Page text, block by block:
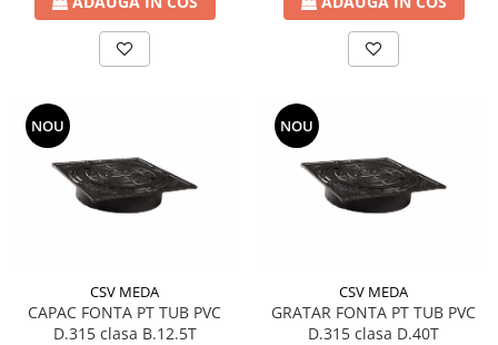
NOU
CSV MEDA
CAPAC FONTA PT TUB PVC
D.315 clasa B.12.5T
NOU
CSV MEDA
GRATAR FONTA PT TUB PVC
D.315 clasa D.40T